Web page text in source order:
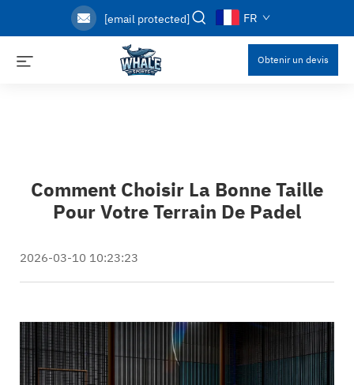
[email protected] FR
Obtenir un devis
Comment Choisir La Bonne Taille
Pour Votre Terrain De Padel
2026-03-10 10:23:23